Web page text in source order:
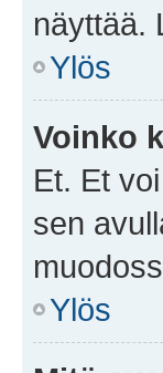
näyttää.
Ylös
Voinko
Et. Et
sen
Ylös